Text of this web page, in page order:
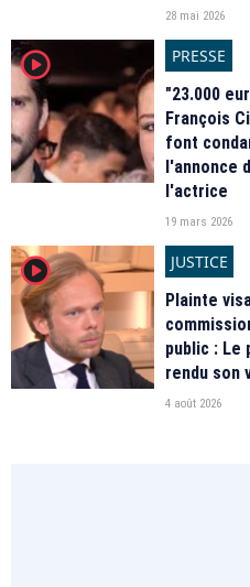
28 mai 2026
player2
PRESSE
"23.000
François
font
l'annonce
l'actrice
19 mars 2026
player2
JUSTICE
Plainte
public : Le
rendu son
4 août 2026